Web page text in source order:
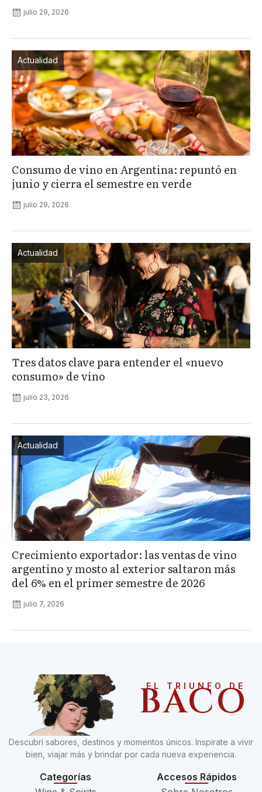
julio 29, 2026
Actualidad
Consumo de vino en Argentina: repuntó en
junio y cierra el semestre en verde
julio 29, 2026
Actualidad
Tres datos clave para entender el «nuevo
consumo» de vino
julio 23, 2026
Actualidad
Crecimiento exportador: las ventas de vino
argentino y mosto al exterior saltaron más
del 6% en el primer semestre de 2026
julio 7, 2026
EL TRIUNFO DE
BACO
Descubrí sabores, destinos y momentos únicos. Inspirate a vivir
bien, viajar más y brindar por cada nueva experiencia.
Categorías
Accesos Rápidos